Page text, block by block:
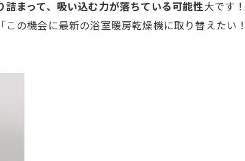
まって、吸い込む力が落ちている可能性大です！
の機会に最新の浴室暖房乾燥機に取り替えたい